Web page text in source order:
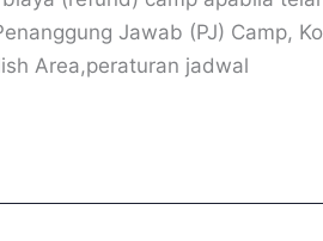
Jawab (PJ) Camp,
Area,peraturan jadwal